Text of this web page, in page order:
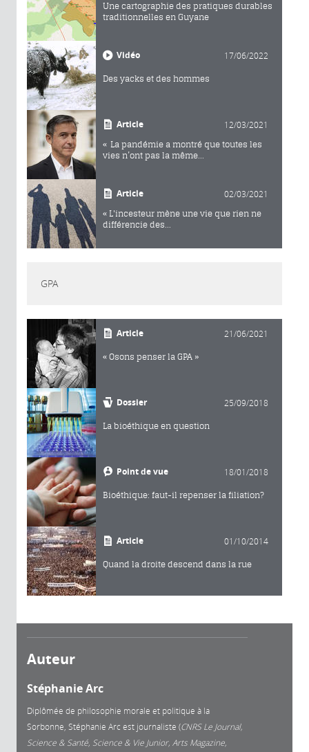
Une cartographie des pratiques durables
traditionnelles en Guyane
Vidéo 17/06/2022
Des yacks et des hommes
Article 12/03/2021
« La pandémie a montré que toutes les
vies n’ont pas la même...
Article 02/03/2021
« L'incesteur mène une vie que rien ne
différencie des...
GPA
Article 21/06/2021
« Osons penser la GPA »
Dossier 25/09/2018
La bioéthique en question
Point de vue 18/01/2018
Bioéthique: faut-il repenser la filiation?
Article 01/10/2014
Quand la droite descend dans la rue
Auteur
Stéphanie Arc
Diplômée de philosophie morale et politique à la
Sorbonne, Stéphanie Arc est journaliste (CNRS Le Journal,
Science & Santé, Science & Vie Junior, Arts Magazine,